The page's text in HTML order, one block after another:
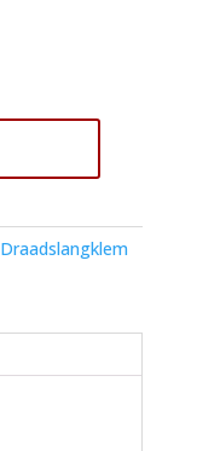
Draadslangklem